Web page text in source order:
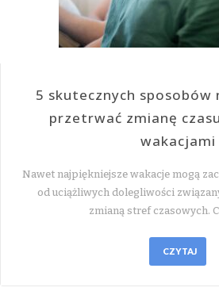
5 skutecznych sposobów
przetrwać zmianę
wakacjami
Nawet najpiękniejsze wakacje mogą
od uciążliwych dolegliwości
zmianą stref czasowych.
CZYTAJ